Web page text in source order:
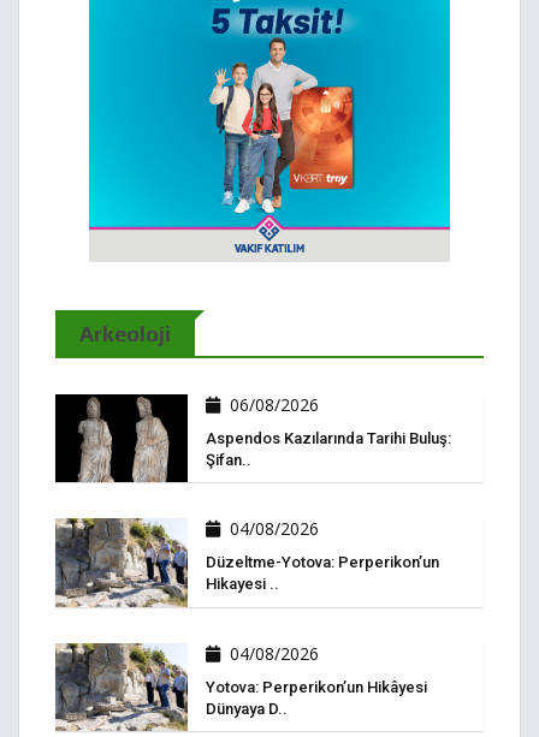
Arkeoloji
06/08/2026
Aspendos Kazılarında Tarihi Buluş:
Şifan..
04/08/2026
Düzeltme-Yotova: Perperikon’un
Hikayesi ..
04/08/2026
Yotova: Perperikon’un Hikâyesi
Dünyaya D..